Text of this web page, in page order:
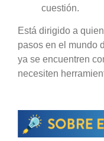
cuestión.
Está dirigido a
pasos en el mundo
ya se encuentren
necesiten